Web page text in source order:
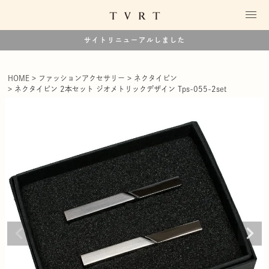
サイトリニューアルしました
HOME ファッションアクセサリー
ネクタイピン
ネクタイピン 2本セット ジオメトリックデザイン Tps-055-2set